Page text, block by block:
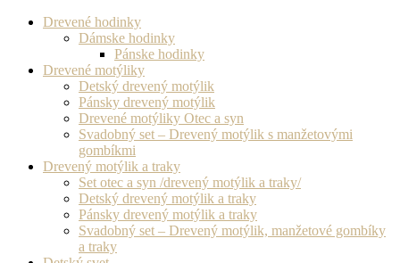
Drevené hodinky
Dámske hodinky
Pánske hodinky
Drevené motýliky
Detský drevený motýlik
Pánsky drevený motýlik
Drevené motýliky Otec a syn
Svadobný set – Drevený motýlik s manžetovými
gombíkmi
Drevený motýlik a traky
Set otec a syn /drevený motýlik a traky/
Detský drevený motýlik a traky
Pánsky drevený motýlik a traky
Svadobný set – Drevený motýlik, manžetové gombíky
a traky